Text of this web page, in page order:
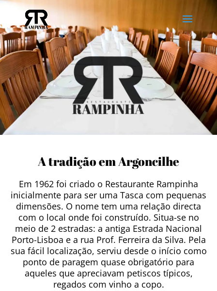
A tradição em Argoncilhe
Em 1962 foi criado o Restaurante Rampinha
inicialmente para ser uma Tasca com pequenas
dimensões. O nome tem uma relação directa
com o local onde foi construído. Situa-se no
meio de 2 estradas: a antiga Estrada Nacional
Porto-Lisboa e a rua Prof. Ferreira da Silva. Pela
sua fácil localização, serviu desde o início como
ponto de paragem quase obrigatório para
aqueles que apreciavam petiscos típicos,
regados com vinho a copo.